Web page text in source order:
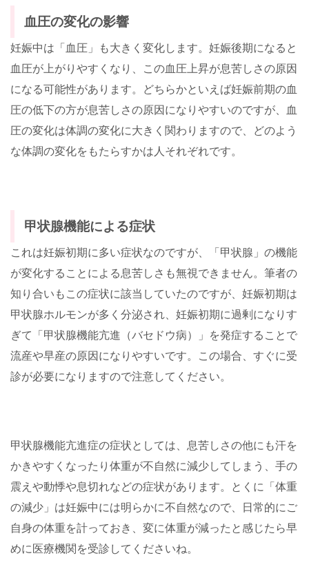
血圧の変化の影響
妊娠中は「血圧」も大きく変化します。妊娠後期になると
血圧が上がりやすくなり、この血圧上昇が息苦しさの原因
になる可能性があります。どちらかといえば妊娠前期の血
圧の低下の方が息苦しさの原因になりやすいのですが、血
圧の変化は体調の変化に大きく関わりますので、どのよう
な体調の変化をもたらすかは人それぞれです。
甲状腺機能による症状
これは妊娠初期に多い症状なのですが、「甲状腺」の機能
が変化することによる息苦しさも無視できません。筆者の
知り合いもこの症状に該当していたのですが、妊娠初期は
甲状腺ホルモンが多く分泌され、妊娠初期に過剰になりす
ぎて「甲状腺機能亢進（バセドウ病）」を発症することで
流産や早産の原因になりやすいです。この場合、すぐに受
診が必要になりますので注意してください。
甲状腺機能亢進症の症状としては、息苦しさの他にも汗を
かきやすくなったり体重が不自然に減少してしまう、手の
震えや動悸や息切れなどの症状があります。とくに「体重
の減少」は妊娠中には明らかに不自然なので、日常的にご
自身の体重を計っておき、変に体重が減ったと感じたら早
めに医療機関を受診してくださいね。